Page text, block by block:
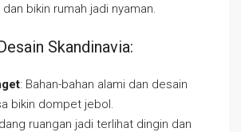
dan bikin rumah jadi nyaman.
Skandinavia:
: Bahan-bahan alami dan desain
bikin dompet jebol.
ruangan jadi terlihat dingin dan